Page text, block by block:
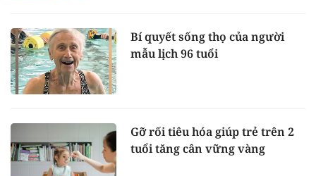
Bí quyết sống thọ của người
mẫu lịch 96 tuổi
Gỡ rối tiêu hóa giúp trẻ trên 2
tuổi tăng cân vững vàng